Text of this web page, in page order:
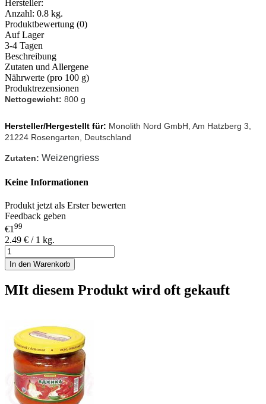
Hersteller:
Anzahl: 0.8 kg.
Produktbewertung (0)
Auf Lager
3-4 Tagen
Beschreibung
Zutaten und Allergene
Nährwerte (pro 100 g)
Produktrezensionen
Nettogewicht: 800 g
Hersteller/Hergestellt für: Monolith Nord GmbH, Am Hatzberg 3,
21224 Rosengarten, Deutschland
Zutaten: Weizengriess
Keine Informationen
Produkt jetzt als Erster bewerten
Feedback geben
€1 99
2.49 € / 1 kg.
In den Warenkorb
MIt diesem Produkt wird oft gekauft